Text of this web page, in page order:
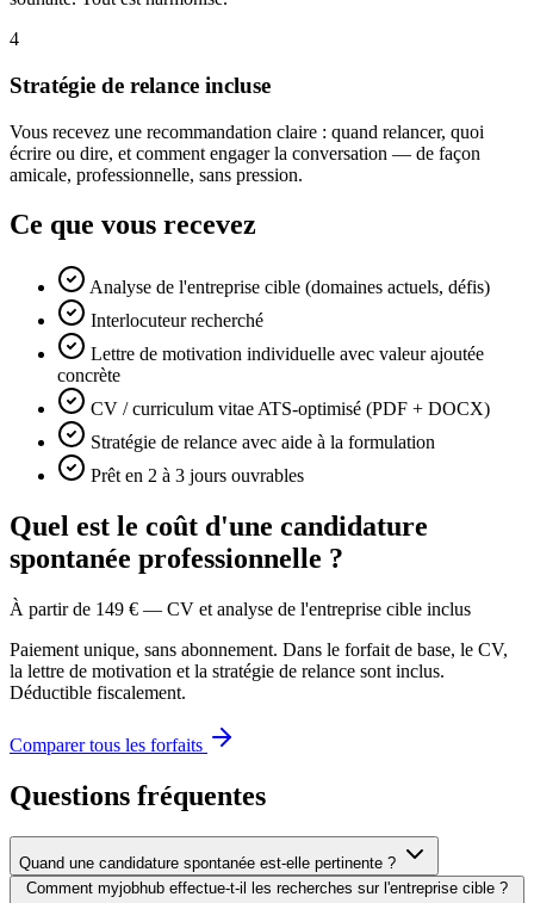
4
Stratégie de relance incluse
Vous recevez une recommandation claire : quand relancer, quoi
écrire ou dire, et comment engager la conversation — de façon
amicale, professionnelle, sans pression.
Ce que vous recevez
Analyse de l'entreprise cible (domaines actuels, défis)
Interlocuteur recherché
Lettre de motivation individuelle avec valeur ajoutée
concrète
CV / curriculum vitae ATS-optimisé (PDF + DOCX)
Stratégie de relance avec aide à la formulation
Prêt en 2 à 3 jours ouvrables
Quel est le coût d'une candidature
spontanée professionnelle ?
À partir de 149 € — CV et analyse de l'entreprise cible inclus
Paiement unique, sans abonnement. Dans le forfait de base, le CV,
la lettre de motivation et la stratégie de relance sont inclus.
Déductible fiscalement.
Comparer tous les forfaits
Questions fréquentes
Quand une candidature spontanée est-elle pertinente ?
Comment myjobhub effectue-t-il les recherches sur l'entreprise cible ?